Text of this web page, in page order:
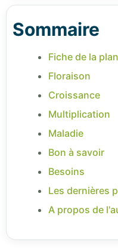
Sommaire
Fiche de la
Floraison
Croissance
Multiplication
Maladie
Bon à savoir
Besoins
Les dernières
A propos de